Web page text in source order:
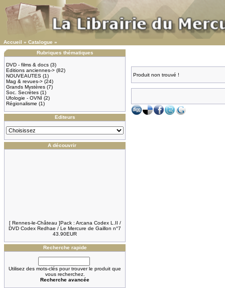
Accueil » Catalogue »
Rubriques thématiques
DVD - films & docs (3)
Editions anciennes-> (82)
NOUVEAUTES (1)
Mag & revues-> (24)
Grands Mystères (7)
Soc. Secrètes (1)
Ufologie - OVNI (2)
Régionalisme (1)
Editeurs
A découvrir
[ Rennes-le-Château ]Pack : Arcana Codex L.II /
DVD Codex Redhae / Le Mercure de Gaillon n°7
43.90EUR
Recherche rapide
Utilisez des mots-clés pour trouver le produit que
vous recherchez.
Recherche avancée
Produit non trouvé !